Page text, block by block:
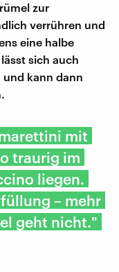
zur
verrühren und
eine halbe
sich auch
und kann dann
mit
traurig im
liegen.
– mehr
geht nicht."